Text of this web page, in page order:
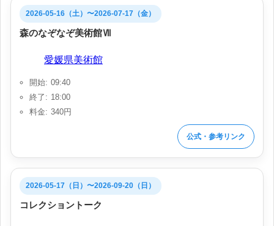
2026-05-16（土）〜2026-07-17（金）
森のなぞなぞ美術館Ⅶ
愛媛県美術館
開始: 09:40
終了: 18:00
料金: 340円
公式・参考リンク
2026-05-17（日）〜2026-09-20（日）
コレクショントーク